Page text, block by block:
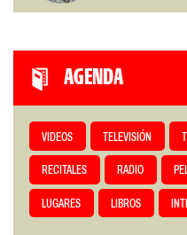
AGENDA
VIDEOS TELEVISIÓN
RECITALES RADIO
LUGARES LIBROS